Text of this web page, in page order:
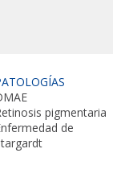
pigmentaria
de